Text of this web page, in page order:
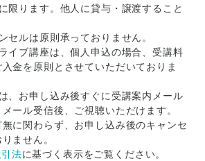
限ります。他人に貸与・譲渡すること
セルは原則承っておりません。
イブ講座は、個人申込の場合、受講料
金を原則とさせていただいておりま
、お申し込み後すぐに受講案内メール
ール受信後、ご視聴いただけます。
に関わらず、お申し込み後のキャンセ
ません。
法に基づく表示をご覧ください。